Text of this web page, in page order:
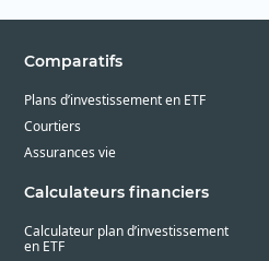
Comparatifs
Plans d’investissement en ETF
Courtiers
Assurances vie
Calculateurs financiers
Calculateur plan d’investissement
en ETF